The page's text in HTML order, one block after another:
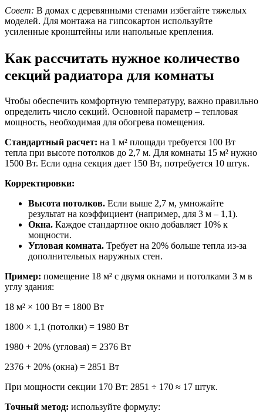
Совет: В домах с деревянными стенами избегайте тяжелых
моделей. Для монтажа на гипсокартон используйте
усиленные кронштейны или напольные крепления.
Как рассчитать нужное количество
секций радиатора для комнаты
Чтобы обеспечить комфортную температуру, важно правильно
определить число секций. Основной параметр – тепловая
мощность, необходимая для обогрева помещения.
Стандартный расчет: на 1 м² площади требуется 100 Вт
тепла при высоте потолков до 2,7 м. Для комнаты 15 м² нужно
1500 Вт. Если одна секция дает 150 Вт, потребуется 10 штук.
Корректировки:
Высота потолков. Если выше 2,7 м, умножайте
результат на коэффициент (например, для 3 м – 1,1).
Окна. Каждое стандартное окно добавляет 10% к
мощности.
Угловая комната. Требует на 20% больше тепла из-за
дополнительных наружных стен.
Пример: помещение 18 м² с двумя окнами и потолками 3 м в
углу здания:
18 м² × 100 Вт = 1800 Вт
1800 × 1,1 (потолки) = 1980 Вт
1980 + 20% (угловая) = 2376 Вт
2376 + 20% (окна) = 2851 Вт
При мощности секции 170 Вт: 2851 ÷ 170 ≈ 17 штук.
Точный метод: используйте формулу: